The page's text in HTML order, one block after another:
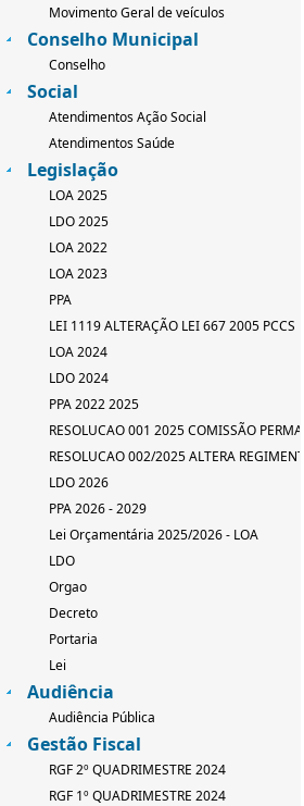
Movimento Geral de veículos
Conselho Municipal
Conselho
Social
Atendimentos Ação Social
Atendimentos Saúde
Legislação
LOA 2025
LDO 2025
LOA 2022
LOA 2023
PPA
LEI 1119 ALTERAÇÃO LEI 667 2005 PCCS
LOA 2024
LDO 2024
PPA 2022 2025
RESOLUCAO 001 2025 COMISSÃO
RESOLUCAO 002/2025 ALTERA
LDO 2026
PPA 2026 - 2029
Lei Orçamentária 2025/2026 - LOA
LDO
Orgao
Decreto
Portaria
Lei
Audiência
Audiência Pública
Gestão Fiscal
RGF 2º QUADRIMESTRE 2024
RGF 1º QUADRIMESTRE 2024